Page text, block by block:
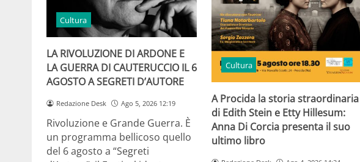
Cultura
LA RIVOLUZIONE DI ARDONE E
LA GUERRA DI CAUTERUCCIO IL 6
AGOSTO A SEGRETI D’AUTORE
Redazione Desk Ago 5, 2026 12:19
Rivoluzione e Grande Guerra. È
un programma bellicoso quello
del 6 agosto a “Segreti
Cultura
A Procida la storia straordinaria
di Edith Stein e Etty Hillesum:
Anna Di Corcia presenta il suo
ultimo libro